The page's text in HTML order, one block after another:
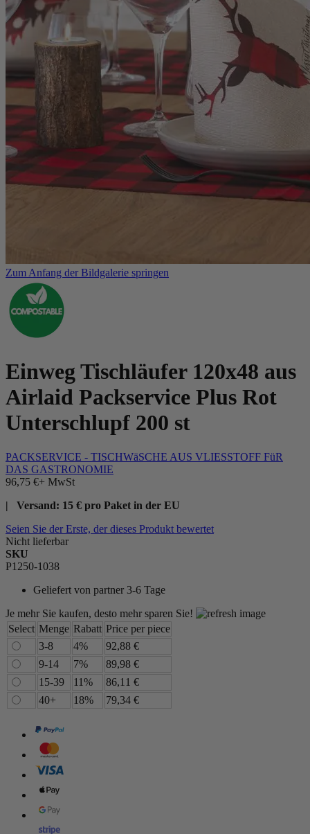
Zum Anfang der Bildgalerie springen
Einweg Tischläufer 120x48 aus
Airlaid Packservice Plus Rot
Unterschlupf 200 st
PACKSERVICE - TISCHWäSCHE AUS VLIESSTOFF FüR
DAS GASTRONOMIE
96,75 €+ MwSt
| Versand: 15 € pro Paket in der EU
Seien Sie der Erste, der dieses Produkt bewertet
Nicht lieferbar
SKU
P1250-1038
Geliefert von partner 3-6 Tage
Je mehr Sie kaufen, desto mehr sparen Sie!
Select Menge Rabatt Price per piece
3-8
4%
92,88 €
9-14
7%
89,98 €
15-39
11%
86,11 €
40+
18% 79,34 €